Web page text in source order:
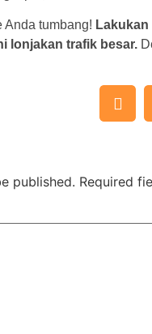
Anda tumbang!
lonjakan trafik besar.
published. Required